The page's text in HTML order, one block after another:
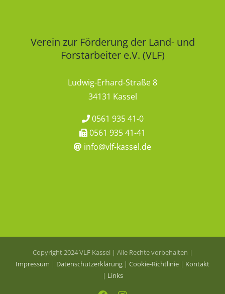
Verein zur Förderung der Land- und
Forstarbeiter e.V. (VLF)
Ludwig-Erhard-Straße 8
34131 Kassel
0561 935 41-0
0561 935 41-41
info@vlf-kassel.de
Copyright 2024 VLF Kassel | Alle Rechte vorbehalten |
Impressum | Datenschutzerklärung | Cookie-Richtlinie | Kontakt
| Links